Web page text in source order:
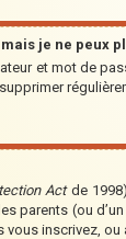
je ne peux
et mot de
Actde
parents (ou
vous inscrivez,